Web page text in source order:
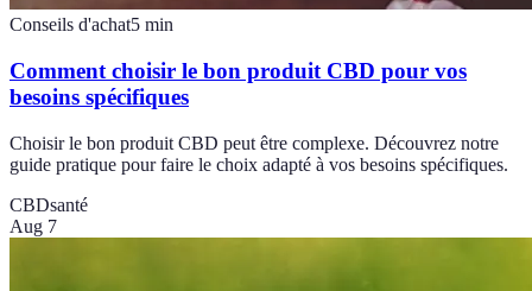
Conseils d'achat5 min
Comment choisir le bon produit CBD pour vos
besoins spécifiques
Choisir le bon produit CBD peut être complexe. Découvrez notre
guide pratique pour faire le choix adapté à vos besoins spécifiques.
CBDsanté
Aug 7